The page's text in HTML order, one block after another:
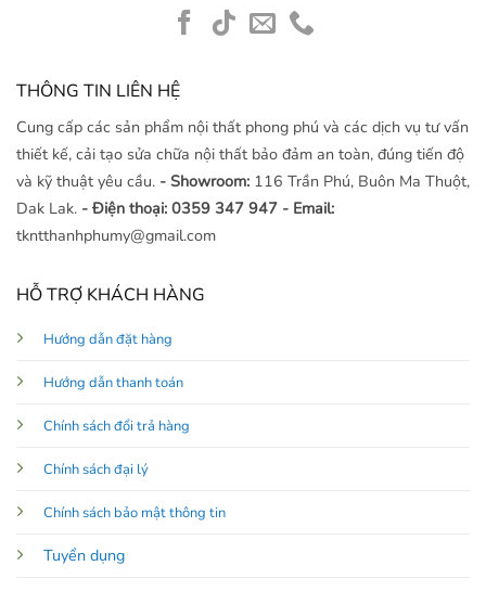
THÔNG TIN LIÊN HỆ
Cung cấp các sản phẩm nội thất phong phú và các dịch vụ tư vấn
thiết kế, cải tạo sửa chữa nội thất bảo đảm an toàn, đúng tiến độ
và kỹ thuật yêu cầu. - Showroom: 116 Trần Phú, Buôn Ma Thuột,
Dak Lak. - Điện thoại: 0359 347 947 - Email:
tkntthanhphumy@gmail.com
HỖ TRỢ KHÁCH HÀNG
Hướng dẫn đặt hàng
Hướng dẫn thanh toán
Chính sách đổi trả hàng
Chính sách đại lý
Chính sách bảo mật thông tin
Tuyển dụng